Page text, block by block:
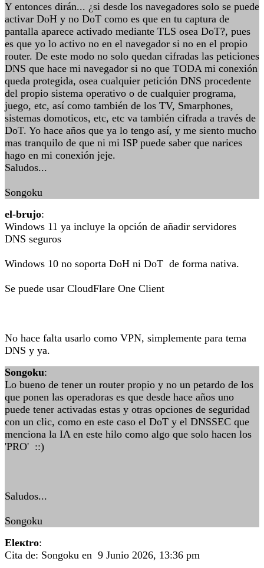
Y entonces dirán... ¿si desde los navegadores solo se puede
activar DoH y no DoT como es que en tu captura de
pantalla aparece activado mediante TLS osea DoT?, pues
es que yo lo activo no en el navegador si no en el propio
router. De este modo no solo quedan cifradas las peticiones
DNS que hace mi navegador si no que TODA mi conexión
queda protegida, osea cualquier petición DNS procedente
del propio sistema operativo o de cualquier programa,
juego, etc, así como también de los TV, Smarphones,
sistemas domoticos, etc, etc va también cifrada a través de
DoT. Yo hace años que ya lo tengo así, y me siento mucho
mas tranquilo de que ni mi ISP puede saber que narices
hago en mi conexión jeje.
Saludos...
Songoku
el-brujo:
Windows 11 ya incluye la opción de añadir servidores
DNS seguros
Windows 10 no soporta DoH ni DoT de forma nativa.
Se puede usar CloudFlare One Client
No hace falta usarlo como VPN, simplemente para tema
DNS y ya.
Songoku:
Lo bueno de tener un router propio y no un petardo de los
que ponen las operadoras es que desde hace años uno
puede tener activadas estas y otras opciones de seguridad
con un clic, como en este caso el DoT y el DNSSEC que
menciona la IA en este hilo como algo que solo hacen los
'PRO' ::)
Saludos...
Songoku
Eleкtro:
Cita de: Songoku en 9 Junio 2026, 13:36 pm